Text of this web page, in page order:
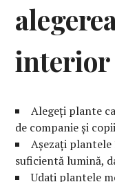
interior
Alegeți plante
de companie și
Așezați
suficientă lumină,
Udați plantele